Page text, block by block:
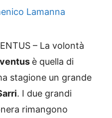
Lamanna
– La volontà
è quella di
stagione un grande
. I due grandi
rimangono